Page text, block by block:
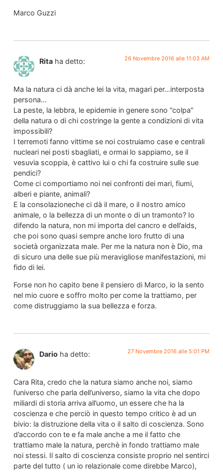
Marco Guzzi
Rita ha detto: 26 Novembre 2016 alle 11:03 AM
Ma la natura ci dà anche lei la vita, magari per…interposta
persona…
La peste, la lebbra, le epidemie in genere sono “colpa”
della natura o di chi costringe la gente a condizioni di vita
impossibili?
I terremoti fanno vittime se noi costruiamo case e centrali
nucleari nei posti sbagliati, e ormai lo sappiamo, se il
vesuvia scoppia, è cattivo lui o chi fa costruire sulle sue
pendici?
Come ci comportiamo noi nei confronti dei mari, fiumi,
alberi e piante, animali?
E la consolazioneche ci dà il mare, o il nostro amico
animale, o la bellezza di un monte o di un tramonto? Io
difendo la natura, non mi importa del cancro e dell’aids,
che poi sono quasi sempre anche loro frutto di una
società organizzata male. Per me la natura non è Dio, ma
di sicuro una delle sue più meravigliose manifestazioni, mi
fido di lei.
Forse non ho capito bene il pensiero di Marco, io la sento
nel mio cuore e soffro molto per come la trattiamo, per
come distruggiamo la sua bellezza e forza.
Dario ha detto: 27 Novembre 2016 alle 5:01 PM
Cara Rita, credo che la natura siamo anche noi, siamo
l’universo che parla dell’universo, siamo la vita che dopo
miliardi di storia arriva all’uomo, un essere che ha la
coscienza e che perciò in questo tempo critico è ad un
bivio: la distruzione della vita o il salto di coscienza. Sono
d’accordo con te e fa male anche a me il fatto che
trattiamo male la natura, perchè in fondo trattiamo male
noi stessi. Il salto di coscienza consiste proprio nel sentirci
parte del tutto ( un io relazionale come direbbe Marco),